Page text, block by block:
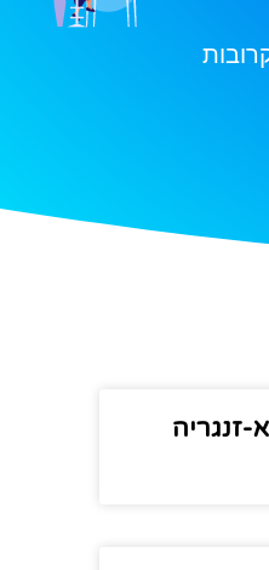
זנגריה